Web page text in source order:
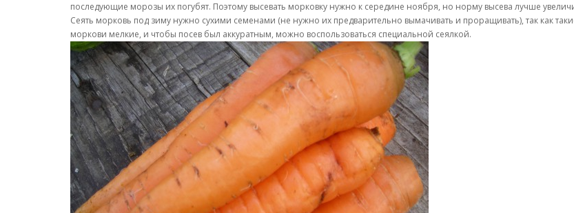
последующие морозы их погубят. Поэтому высевать морковку нужно к середине ноября, но норму высева лучше
Сеять морковь под зиму нужно сухими семенами (не нужно их предварительно вымачивать и проращивать), так как
моркови мелкие, и чтобы посев был аккуратным, можно воспользоваться специальной сеялкой.